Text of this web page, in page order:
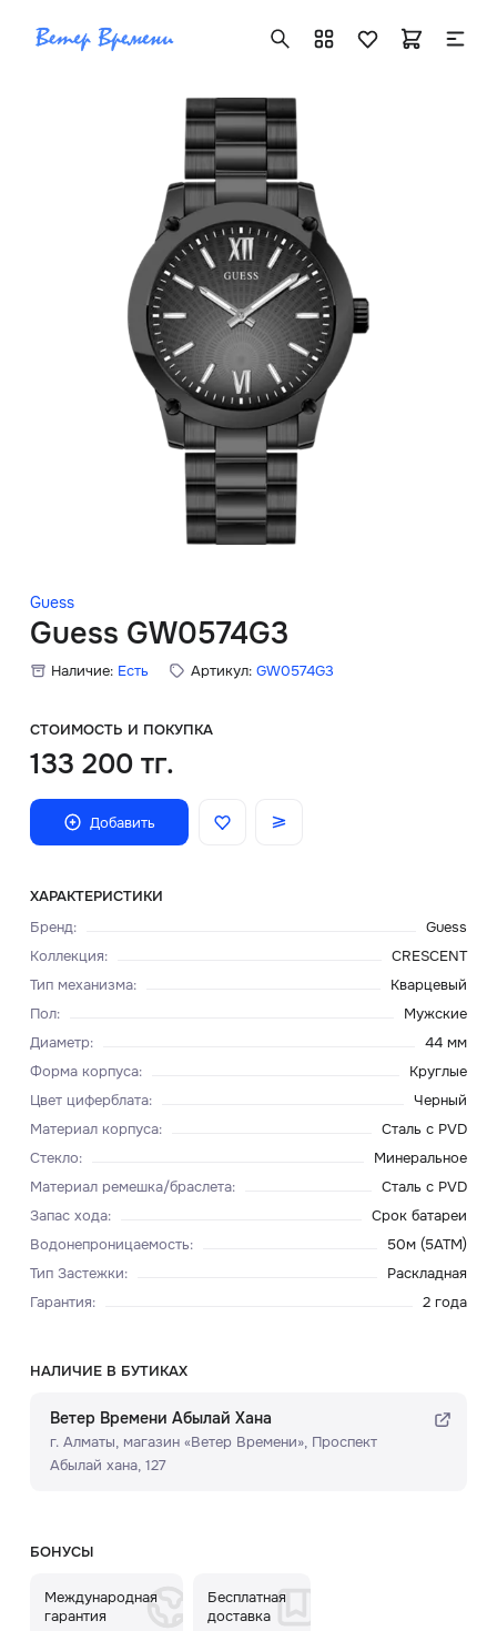
Guess
Guess GW0574G3
Наличие: Есть Артикул: GW0574G3
СТОИМОСТЬ И ПОКУПКА
133 200 тг.
Добавить
ХАРАКТЕРИСТИКИ
Бренд:
Guess
Коллекция:
CRESCENT
Тип механизма:
Кварцевый
Пол:
Мужские
Диаметр:
44 мм
Форма корпуса:
Круглые
Цвет циферблата:
Черный
Материал корпуса:
Сталь с PVD
Стекло:
Минеральное
Материал ремешка/браслета:
Сталь с PVD
Запас хода:
Срок батареи
Водонепроницаемость:
50м (5ATM)
Тип Застежки:
Раскладная
Гарантия: 2 года
НАЛИЧИЕ В БУТИКАХ
Ветер Времени Абылай Хана
г. Алматы, ​магазин «Ветер Времени»​, Проспект
Абылай хана, 127
БОНУСЫ
Международная
гарантия
Бесплатная
доставка
+7 ( 705 ) 181-42-50
info@vetervremeni.kz
Авторизация
Каталог
Мужские часы
Женские часы
Скидки
Главная
О нас